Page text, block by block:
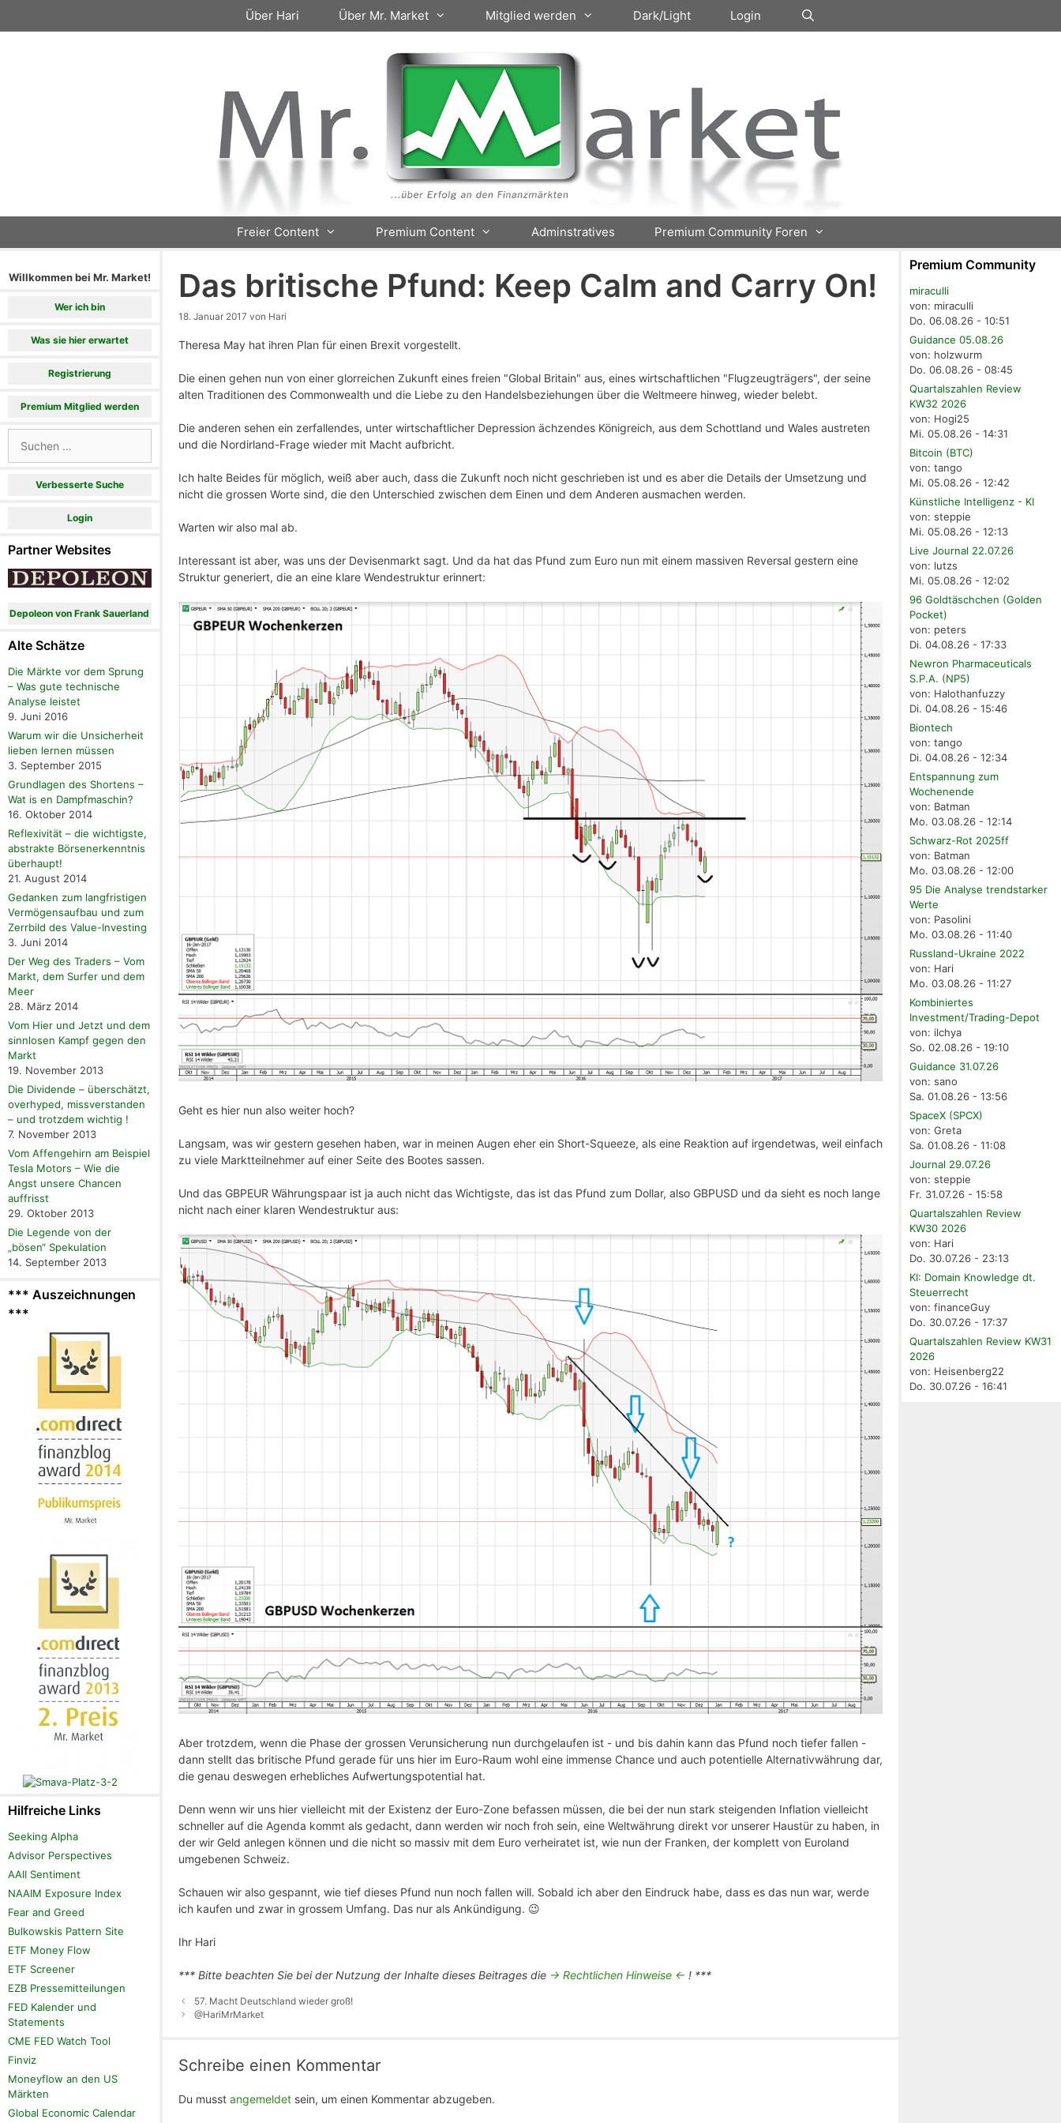
Über Hari Über Mr. Market Mitglied werden Dark/Light Login
Freier Content Premium Content Adminstratives Premium Community Foren
Das britische Pfund: Keep Calm and Carry On!
18. Januar 2017 von Hari
Theresa May hat ihren Plan für einen Brexit vorgestellt.
Die einen gehen nun von einer glorreichen Zukunft eines freien "Global Britain" aus, eines wirtschaftlichen "Flugzeugträgers", der seine
alten Traditionen des Commonwealth und die Liebe zu den Handelsbeziehungen über die Weltmeere hinweg, wieder belebt.
Die anderen sehen ein zerfallendes, unter wirtschaftlicher Depression ächzendes Königreich, aus dem Schottland und Wales austreten
und die Nordirland-Frage wieder mit Macht aufbricht.
Ich halte Beides für möglich, weiß aber auch, dass die Zukunft noch nicht geschrieben ist und es aber die Details der Umsetzung und
nicht die grossen Worte sind, die den Unterschied zwischen dem Einen und dem Anderen ausmachen werden.
Warten wir also mal ab.
Interessant ist aber, was uns der Devisenmarkt sagt. Und da hat das Pfund zum Euro nun mit einem massiven Reversal gestern eine
Struktur generiert, die an eine klare Wendestruktur erinnert:
Geht es hier nun also weiter hoch?
Langsam, was wir gestern gesehen haben, war in meinen Augen eher ein Short-Squeeze, als eine Reaktion auf irgendetwas, weil einfach
zu viele Marktteilnehmer auf einer Seite des Bootes sassen.
Und das GBPEUR Währungspaar ist ja auch nicht das Wichtigste, das ist das Pfund zum Dollar, also GBPUSD und da sieht es noch lange
nicht nach einer klaren Wendestruktur aus:
Aber trotzdem, wenn die Phase der grossen Verunsicherung nun durchgelaufen ist - und bis dahin kann das Pfund noch tiefer fallen -
dann stellt das britische Pfund gerade für uns hier im Euro-Raum wohl eine immense Chance und auch potentielle Alternativwährung dar,
die genau deswegen erhebliches Aufwertungspotential hat.
Denn wenn wir uns hier vielleicht mit der Existenz der Euro-Zone befassen müssen, die bei der nun stark steigenden Inflation vielleicht
schneller auf die Agenda kommt als gedacht, dann werden wir noch froh sein, eine Weltwährung direkt vor unserer Haustür zu haben, in
der wir Geld anlegen können und die nicht so massiv mit dem Euro verheiratet ist, wie nun der Franken, der komplett von Euroland
umgebenen Schweiz.
Schauen wir also gespannt, wie tief dieses Pfund nun noch fallen will. Sobald ich aber den Eindruck habe, dass es das nun war, werde
ich kaufen und zwar in grossem Umfang. Das nur als Ankündigung. 😉
Ihr Hari
*** Bitte beachten Sie bei der Nutzung der Inhalte dieses Beitrages die -> Rechtlichen Hinweise <- ! ***
57. Macht Deutschland wieder groß!
@HariMrMarket
Schreibe einen Kommentar
Du musst angemeldetsein, um einen Kommentar abzugeben.
Willkommen bei Mr. Market!
Wer ich bin
Was sie hier erwartet
Registrierung
Premium Mitglied werden
nach:
Verbesserte Suche
Login
Partner Websites
Depoleon von Frank Sauerland
Alte Schätze
Die Märkte vor dem Sprung
– Was gute technische
Analyse leistet
9. Juni 2016
Warum wir die Unsicherheit
lieben lernen müssen
3. September 2015
Grundlagen des Shortens –
Wat is en Dampfmaschin?
16. Oktober 2014
Reflexivität – die wichtigste,
abstrakte Börsenerkenntnis
überhaupt!
21. August 2014
Gedanken zum langfristigen
Vermögensaufbau und zum
Zerrbild des Value-Investing
3. Juni 2014
Der Weg des Traders – Vom
Markt, dem Surfer und dem
Meer
28. März 2014
Vom Hier und Jetzt und dem
sinnlosen Kampf gegen den
Markt
19. November 2013
Die Dividende – überschätzt,
overhyped, missverstanden
– und trotzdem wichtig !
7. November 2013
Vom Affengehirn am Beispiel
Tesla Motors – Wie die
Angst unsere Chancen
auffrisst
29. Oktober 2013
Die Legende von der
„bösen“ Spekulation
14. September 2013
*** Auszeichnungen
***
Hilfreiche Links
Seeking Alpha
Advisor Perspectives
AAII Sentiment
NAAIM Exposure Index
Fear and Greed
Bulkowskis Pattern Site
ETF Money Flow
ETF Screener
EZB Pressemitteilungen
FED Kalender und
Statements
CME FED Watch Tool
Finviz
Moneyflow an den US
Märkten
Global Economic Calendar
Premium Community
miraculli
von: miraculli
Do. 06.08.26 - 10:51
Guidance 05.08.26
von: holzwurm
Do. 06.08.26 - 08:45
Quartalszahlen Review
KW32 2026
von: Hogi25
Mi. 05.08.26 - 14:31
Bitcoin (BTC)
von: tango
Mi. 05.08.26 - 12:42
Künstliche Intelligenz - KI
von: steppie
Mi. 05.08.26 - 12:13
Live Journal 22.07.26
von: lutzs
Mi. 05.08.26 - 12:02
96 Goldtäschchen (Golden
Pocket)
von: peters
Di. 04.08.26 - 17:33
Newron Pharmaceuticals
S.P.A. (NP5)
von: Halothanfuzzy
Di. 04.08.26 - 15:46
Biontech
von: tango
Di. 04.08.26 - 12:34
Entspannung zum
Wochenende
von: Batman
Mo. 03.08.26 - 12:14
Schwarz-Rot 2025ff
von: Batman
Mo. 03.08.26 - 12:00
95 Die Analyse trendstarker
Werte
von: Pasolini
Mo. 03.08.26 - 11:40
Russland-Ukraine 2022
von: Hari
Mo. 03.08.26 - 11:27
Kombiniertes
Investment/Trading-Depot
von: ilchya
So. 02.08.26 - 19:10
Guidance 31.07.26
von: sano
Sa. 01.08.26 - 13:56
SpaceX (SPCX)
von: Greta
Sa. 01.08.26 - 11:08
Journal 29.07.26
von: steppie
Fr. 31.07.26 - 15:58
Quartalszahlen Review
KW30 2026
von: Hari
Do. 30.07.26 - 23:13
KI: Domain Knowledge dt.
Steuerrecht
von: financeGuy
Do. 30.07.26 - 17:37
Quartalszahlen Review KW31
2026
von: Heisenberg22
Do. 30.07.26 - 16:41